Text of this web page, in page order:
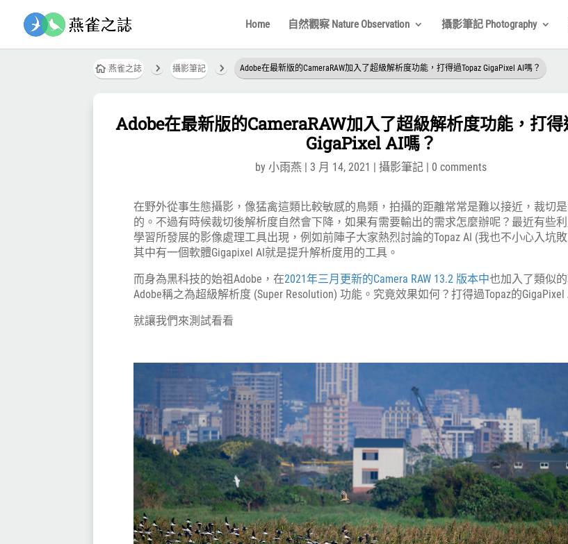
Home 自然觀察 Nature Observation 攝影筆記 Photography
 燕雀之誌 5 攝影筆記 5 Adobe在最新版的CameraRAW加入了超級解析度功能，打得過Topaz GigaPixel AI嗎？
Adobe在最新版的CameraRAW加入了超級解析度功能，打
GigaPixel AI嗎？
by小雨燕 | 3 月 14, 2021 |攝影筆記 | 0 comments
在野外從事生態攝影，像猛禽這類比較敏感的鳥類，拍攝的距離常常是難以接近，裁切
的。不過有時候裁切後解析度自然會下降，如果有需要輸出的需求怎麼辦呢？最近有些
學習所發展的影像處理工具出現，例如前陣子大家熱烈討論的Topaz AI (我也不小心入坑
其中有一個軟體Gigapixel AI就是提升解析度用的工具。
而身為黑科技的始祖Adobe，在2021年三月更新的Camera RAW 13.2 版本中也加入了類似的
Adobe稱之為超級解析度 (Super Resolution) 功能。究竟效果如何？打得過Topaz的GigaPixel
就讓我們來測試看看